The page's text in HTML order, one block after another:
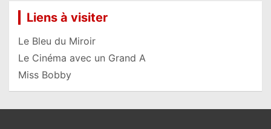
Liens à visiter
Le Bleu du Miroir
Le Cinéma avec un Grand A
Miss Bobby